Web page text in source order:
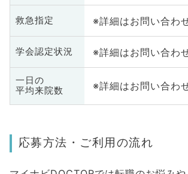
救急指定 ※詳細はお問い合わ
学会認定状況 ※詳細はお問い合わ
一日の
平均来院数
※詳細はお問い合わ
応募方法・ご利用の流れ